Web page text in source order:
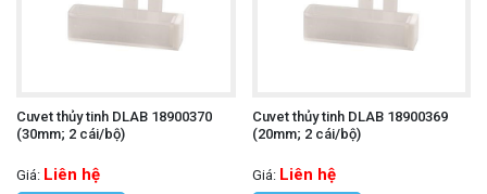
Cuvet thủy tinh DLAB 18900370
(30mm; 2 cái/bộ)
Giá: Liên hệ
Cuvet thủy tinh DLAB 18900369
(20mm; 2 cái/bộ)
Giá: Liên hệ